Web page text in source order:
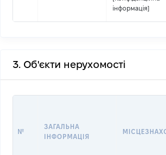
інформація]
3. Об'єкти нерухомості
№
ЗАГАЛЬНА
ІНФОРМАЦІЯ